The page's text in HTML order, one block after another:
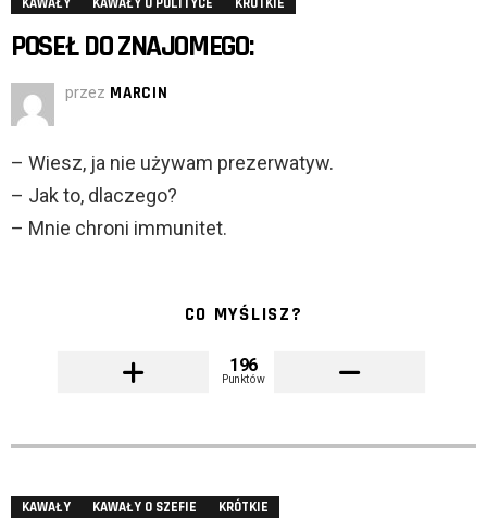
POSEŁ DO ZNAJOMEGO:
przez MARCIN
– Wiesz, ja nie używam prezerwatyw.
– Jak to, dlaczego?
– Mnie chroni immunitet.
CO MYŚLISZ?
196
Punktów
KAWAŁY KAWAŁY O SZEFIE KRÓTKIE